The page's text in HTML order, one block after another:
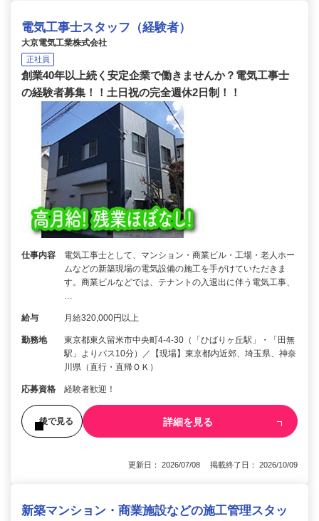
電気工事士スタッフ（経験者）
大京電気工業株式会社
正社員
創業40年以上続く安定企業で働きませんか？電気工事士
の経験者募集！！土日祝の完全週休2日制！！
仕事内容
電気工事士として、マンション・商業ビル・工場・老人ホー
ムなどの新築現場の電気設備の施工を手がけていただきま
す。商業ビルなどでは、テナントの入退出に伴う電気工事、
…
給与 月給320,000円以上
勤務地
東京都東久留米市中央町4-4-30（「ひばりヶ丘駅」・「田無
駅」よりバス10分）／【現場】東京都内近郊、埼玉県、神奈
川県（直行・直帰ＯＫ）
応募資格 経験者歓迎！
後で見る 詳細を見る
更新日： 2026/07/08 掲載終了日： 2026/10/09
新築マンション・商業施設などの施工管理スタッ